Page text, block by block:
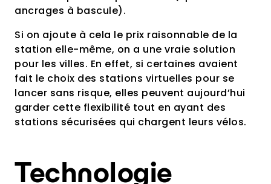
ancrages à bascule).
Si on ajoute à cela le prix raisonnable de la
station elle-même, on a une vraie solution
pour les villes. En effet, si certaines avaient
fait le choix des stations virtuelles pour se
lancer sans risque, elles peuvent aujourd’hui
garder cette flexibilité tout en ayant des
stations sécurisées qui chargent leurs vélos.
Technologie